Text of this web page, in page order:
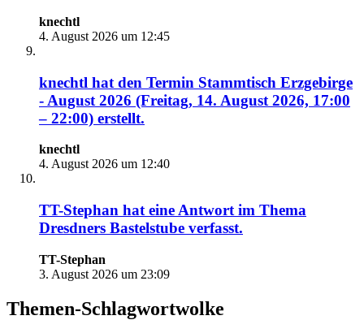
knechtl
4. August 2026 um 12:45
knechtl hat den Termin Stammtisch Erzgebirge
- August 2026 (Freitag, 14. August 2026, 17:00
– 22:00) erstellt.
knechtl
4. August 2026 um 12:40
TT-Stephan hat eine Antwort im Thema
Dresdners Bastelstube verfasst.
TT-Stephan
3. August 2026 um 23:09
Themen-Schlagwortwolke